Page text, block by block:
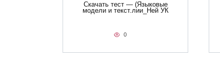
Скачать тест — (Языковые
модели и текст.лии_Ней УК
0